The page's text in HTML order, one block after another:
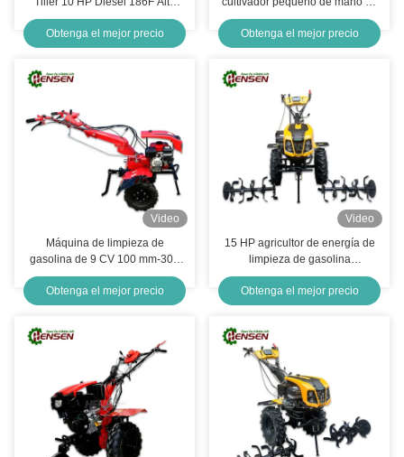
eficiencia
Obtenga el mejor precio
4 tiempos
Obtenga el mejor precio
Video
Máquina de limpieza de
gasolina de 9 CV 100 mm-300
mm Profundidad Pequeña
limpiadora de jardín
Obtenga el mejor precio
Video
15 HP agricultor de energía de
limpieza de gasolina
alimentado por el pequeño
cultivador de campo
Obtenga el mejor precio